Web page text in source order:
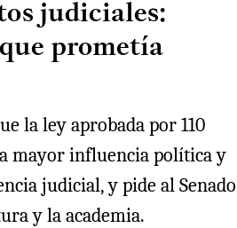
judiciales:
prometía
la ley aprobada por 110
mayor influencia política y
judicial, y pide al Senado
y la academia.